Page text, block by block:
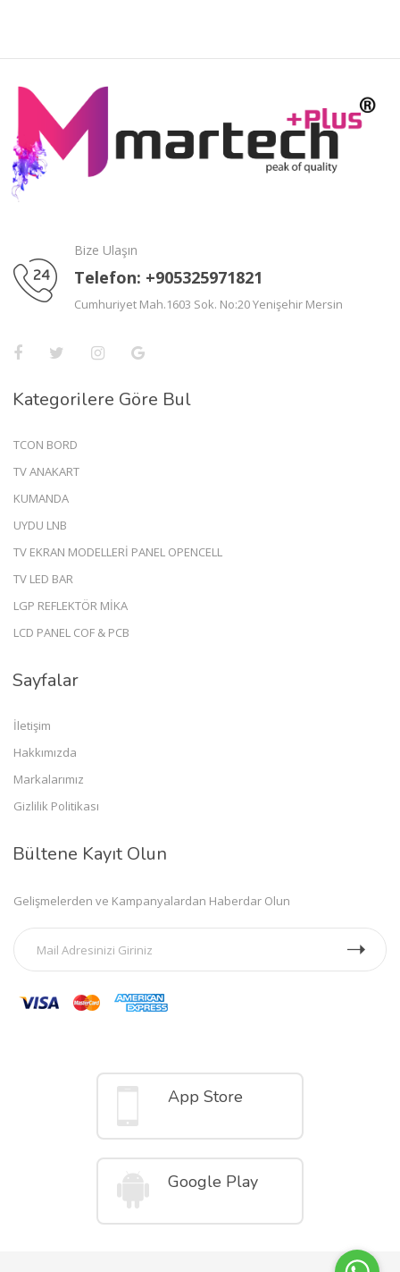
Bize Ulaşın
Telefon: +905325971821
Cumhuriyet Mah.1603 Sok. No:20 Yenişehir Mersin
Kategorilere Göre Bul
TCON BORD
TV ANAKART
KUMANDA
UYDU LNB
TV EKRAN MODELLERİ PANEL OPENCELL
TV LED BAR
LGP REFLEKTÖR MİKA
LCD PANEL COF & PCB
Sayfalar
İletişim
Hakkımızda
Markalarımız
Gizlilik Politikası
Bültene Kayıt Olun
Gelişmelerden ve Kampanyalardan Haberdar Olun
App Store
Google Play